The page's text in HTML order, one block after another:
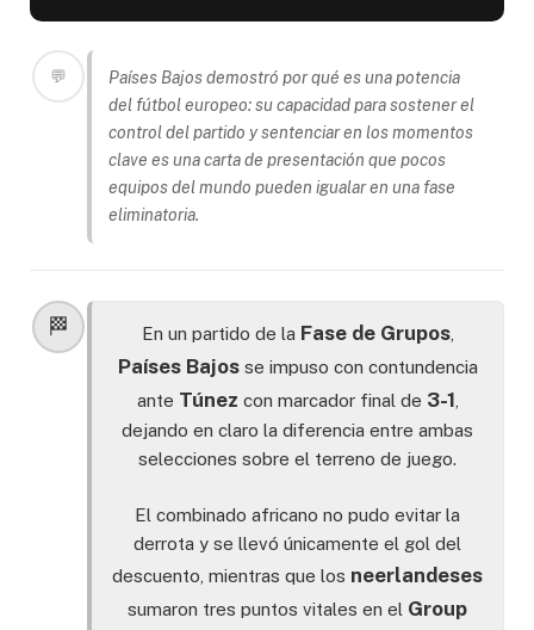
💬
Países Bajos demostró por qué es una potencia
del fútbol europeo: su capacidad para sostener el
control del partido y sentenciar en los momentos
clave es una carta de presentación que pocos
equipos del mundo pueden igualar en una fase
eliminatoria.
🏁 En un partido de la Fase de Grupos,
Países Bajosse impuso con contundencia
ante Túnez con marcador final de 3-1
dejando en claro la diferencia entre ambas
selecciones sobre el terreno de juego.
El combinado africano no pudo evitar la
derrota y se llevó únicamente el gol del
descuento, mientras que los neerlandeses
sumaron tres puntos vitales en el Group